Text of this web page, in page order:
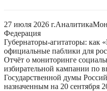
27 июля 2026 г.Аналитика
Федерация
Губернаторы-агитаторы: как
официальные паблики для
Отчёт о мониторинге
избирательной кампании по
Государственной думы
назначенным на 20 сентября